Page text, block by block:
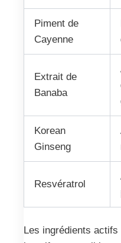
Piment de
Cayenne
Extrait de
Banaba
Korean
Ginseng
Resvératrol
Les ingrédients